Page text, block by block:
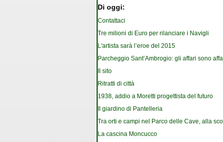
Di oggi:
Contattaci
Tre milioni di Euro per rilanciare i Navigli
L'artista sarà l’eroe del 2015
Parcheggio Sant’Ambrogio: gli affari sono
Il sito
Ritratti di città
1938, addio a Moretti progettista del futuro
Il giardino di Pantelleria
Tra orti e campi nel Parco delle Cave, alla
La cascina Moncucco